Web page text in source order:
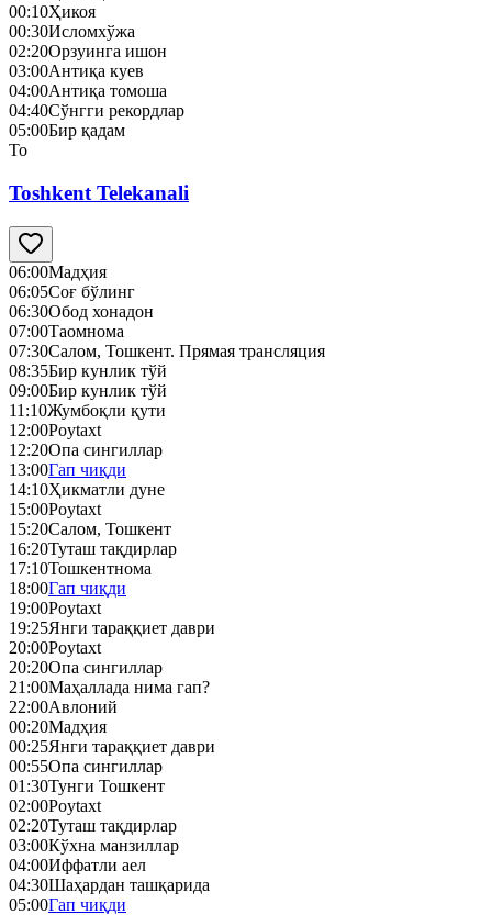
00:10Ҳикоя
00:30Исломхўжа
02:20Орзуинга ишон
03:00Антиқа куев
04:00Антиқа томоша
04:40Сўнгги рекордлар
05:00Бир қадам
To
Toshkent Telekanali
06:00Мадҳия
06:05Соғ бўлинг
06:30Обод хонадон
07:00Таомнома
07:30Cалом, Тошкент. Прямая трансляция
08:35Бир кунлик тўй
09:00Бир кунлик тўй
11:10Жумбоқли қути
12:00Poytaxt
12:20Опа сингиллар
13:00Гап чиқди
14:10Ҳикматли дуне
15:00Poytaxt
15:20Cалом, Тошкент
16:20Туташ тақдирлар
17:10Тошкентнома
18:00Гап чиқди
19:00Poytaxt
19:25Янги тараққиет даври
20:00Poytaxt
20:20Опа сингиллар
21:00Маҳаллада нима гап?
22:00Авлоний
00:20Мадҳия
00:25Янги тараққиет даври
00:55Опа сингиллар
01:30Тунги Тошкент
02:00Poytaxt
02:20Туташ тақдирлар
03:00Кўхна манзиллар
04:00Иффатли аел
04:30Шаҳардан ташқарида
05:00Гап чиқди